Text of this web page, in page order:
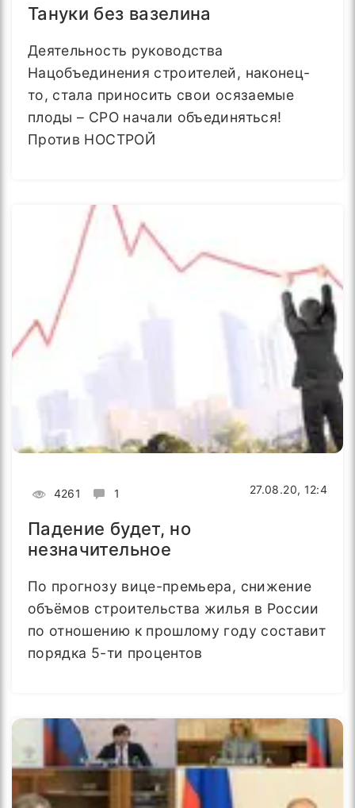
Тануки без вазелина
Деятельность руководства
Нацобъединения строителей, наконец-
то, стала приносить свои осязаемые
плоды – СРО начали объединяться!
Против НОСТРОЙ
4261 1 27.08.20, 12:4
Падение будет, но
незначительное
По прогнозу вице-премьера, снижение
объёмов строительства жилья в России
по отношению к прошлому году составит
порядка 5-ти процентов